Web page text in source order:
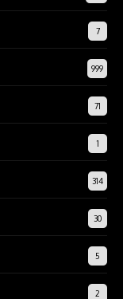
7
999
71
1
314
30
5
2